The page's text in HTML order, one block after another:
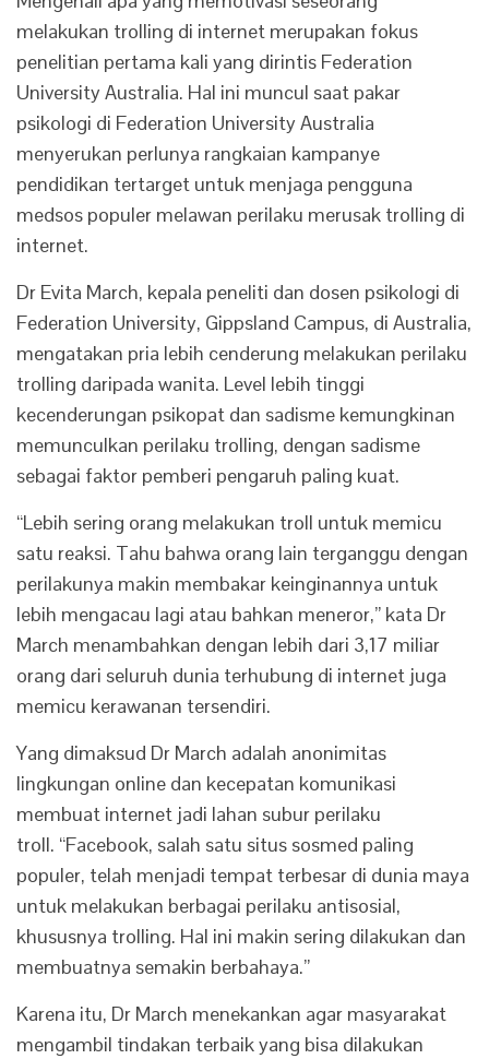
melakukan trolling di internet merupakan fokus
penelitian pertama kali yang dirintis Federation
University Australia. Hal ini muncul saat pakar
psikologi di Federation University Australia
menyerukan perlunya rangkaian kampanye
pendidikan tertarget untuk menjaga pengguna
medsos populer melawan perilaku merusak trolling di
internet.
Dr Evita March, kepala peneliti dan dosen psikologi di
Federation University, Gippsland Campus, di Australia,
mengatakan pria lebih cenderung melakukan perilaku
trolling daripada wanita. Level lebih tinggi
kecenderungan psikopat dan sadisme kemungkinan
memunculkan perilaku trolling, dengan sadisme
sebagai faktor pemberi pengaruh paling kuat.
“Lebih sering orang melakukan troll untuk memicu
satu reaksi. Tahu bahwa orang lain terganggu dengan
perilakunya makin membakar keinginannya untuk
lebih mengacau lagi atau bahkan meneror,” kata Dr
March menambahkan dengan lebih dari 3,17 miliar
orang dari seluruh dunia terhubung di internet juga
memicu kerawanan tersendiri.
Yang dimaksud Dr March adalah anonimitas
lingkungan online dan kecepatan komunikasi
membuat internet jadi lahan subur perilaku
troll. “Facebook, salah satu situs sosmed paling
populer, telah menjadi tempat terbesar di dunia maya
untuk melakukan berbagai perilaku antisosial,
khususnya trolling. Hal ini makin sering dilakukan dan
membuatnya semakin berbahaya.”
Karena itu, Dr March menekankan agar masyarakat
mengambil tindakan terbaik yang bisa dilakukan